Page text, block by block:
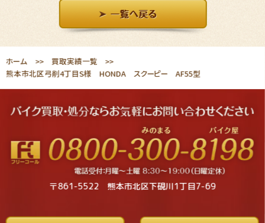
ホーム 買取実績一覧
熊本市北区弓削4丁目S様 HONDA スクーピー AF55型
〒861-5522 熊本市北区下硯川1丁目7-69